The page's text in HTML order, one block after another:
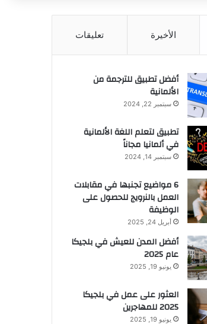
الأخيرة تعليقات
أفضل تطبيق للترجمة من
الألمانية
سبتمبر 22, 2024
تطبيق لتعلم اللغة الألمانية
في ألمانيا مجاناً
سبتمبر 14, 2024
6 مواضيع تجنبها في مقابلات
العمل بالنرويج للحصول على
الوظيفة
أبريل 24, 2025
أفضل المدن للعيش في بلجيكا
عام 2025
يونيو 19, 2025
العثور على عمل في بلجيكا
2025 للمهاجرين
يونيو 19, 2025